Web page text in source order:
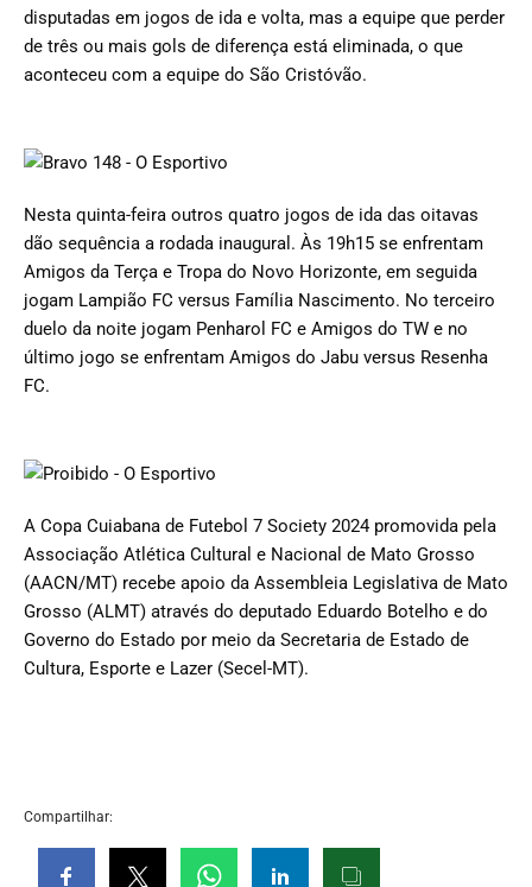
disputadas em jogos de ida e volta, mas a equipe que perder
de três ou mais gols de diferença está eliminada, o que
aconteceu com a equipe do São Cristóvão.
Nesta quinta-feira outros quatro jogos de ida das oitavas
dão sequência a rodada inaugural. Às 19h15 se enfrentam
Amigos da Terça e Tropa do Novo Horizonte, em seguida
jogam Lampião FC versus Família Nascimento. No terceiro
duelo da noite jogam Penharol FC e Amigos do TW e no
último jogo se enfrentam Amigos do Jabu versus Resenha
FC.
A Copa Cuiabana de Futebol 7 Society 2024 promovida pela
Associação Atlética Cultural e Nacional de Mato Grosso
(AACN/MT) recebe apoio da Assembleia Legislativa de Mato
Grosso (ALMT) através do deputado Eduardo Botelho e do
Governo do Estado por meio da Secretaria de Estado de
Cultura, Esporte e Lazer (Secel-MT).
Compartilhar: